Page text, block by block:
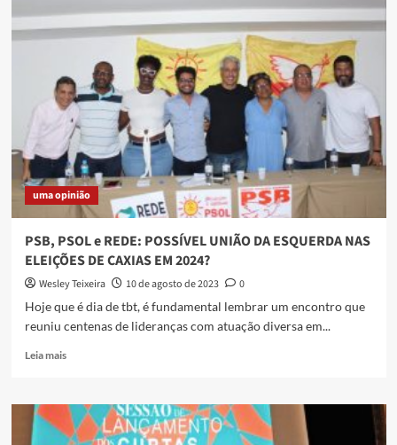
Caminho
do
Celebração
da
Poesia
na
Baixada
Fluminense
uma opinião
PSB, PSOL e REDE: POSSÍVEL UNIÃO DA ESQUERDA NAS
ELEIÇÕES DE CAXIAS EM 2024?
Wesley Teixeira 10 de agosto de 2023
0
Hoje que é dia de tbt, é fundamental lembrar um encontro que
reuniu centenas de lideranças com atuação diversa em...
Leia maisRead
PSB,
PSOL
e